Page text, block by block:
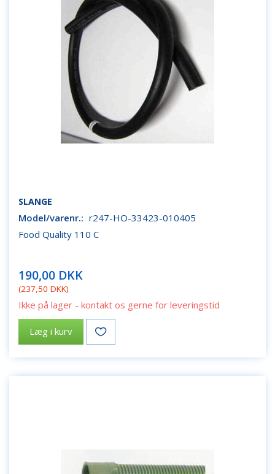
SLANGE
Model/varenr.: r247-HO-33423-010405
Food Quality 110 C
190,00 DKK
(237,50 DKK)
Ikke på lager - kontakt os gerne for leveringstid
Læg i kurv